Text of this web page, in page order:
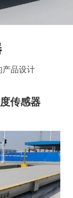
产品设计
传感器